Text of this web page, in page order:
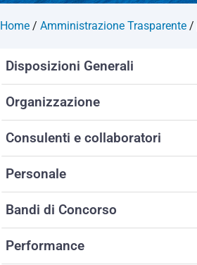
Home / Amministrazione Trasparente /
Disposizioni Generali
Organizzazione
Consulenti e collaboratori
Personale
Bandi di Concorso
Performance